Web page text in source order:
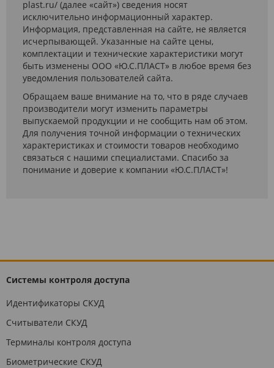
plast.ru/ (далее «сайт») сведения носят
исключительно информационный характер.
Информация, представленная на сайте, не является
исчерпывающей. Указанные на сайте цены,
комплектации и технические характеристики могут
быть изменены ООО «Ю.С.ПЛАСТ» в любое время без
уведомления пользователей сайта.
Обращаем ваше внимание на то, что в ряде случаев
производители могут изменить параметры
выпускаемой продукции и не сообщить нам об этом.
Для получения точной информации о технических
характеристиках и стоимости товаров необходимо
связаться с нашими специалистами. Спасибо за
понимание и доверие к компании «Ю.С.ПЛАСТ»!
Системы контроля доступа
Идентификаторы СКУД
Считыватели СКУД
Терминалы контроля доступа
Биометрические СКУД